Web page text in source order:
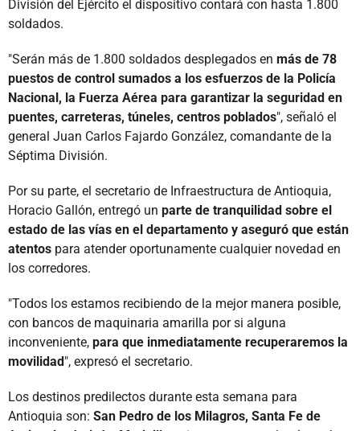
División del Ejército el dispositivo contará con hasta 1.800
soldados.
"Serán más de 1.800 soldados desplegados en más de 78
puestos de control sumados a los esfuerzos de la Policía
Nacional, la Fuerza Aérea para garantizar la seguridad en
puentes, carreteras, túneles, centros poblados", señaló el
general Juan Carlos Fajardo González, comandante de la
Séptima División.
Por su parte, el secretario de Infraestructura de Antioquia,
Horacio Gallón, entregó un parte de tranquilidad sobre el
estado de las vías en el departamento y aseguró que están
atentos para atender oportunamente cualquier novedad en
los corredores.
"Todos los estamos recibiendo de la mejor manera posible,
con bancos de maquinaria amarilla por si alguna
inconveniente, para que inmediatamente recuperaremos la
movilidad", expresó el secretario.
Los destinos predilectos durante esta semana para
Antioquia son: San Pedro de los Milagros, Santa Fe de